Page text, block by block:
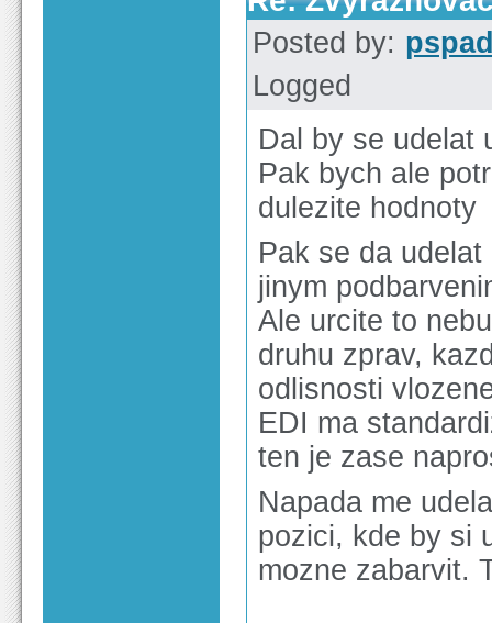
Posted by:
Logged
Dal by se udelat
Pak bych ale
dulezite hodnoty
Pak se da
jinym
Ale urcite to
druhu zprav,
odlisnosti
EDI ma
ten je zase
Napada me
pozici, kde by si
mozne zabarvit.